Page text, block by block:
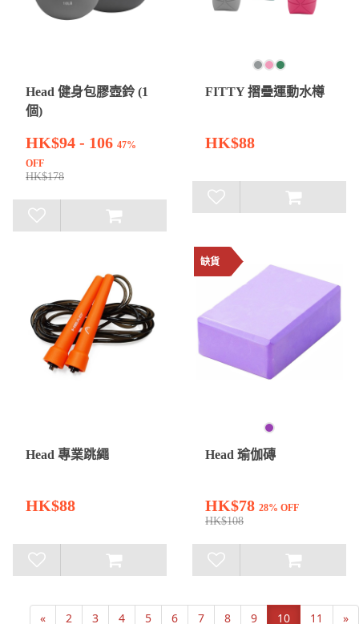
Head 健身包膠壺鈴 (1
個)
HK$94 - 106 47%
OFF
HK$178
FITTY 摺疊運動水樽
HK$88
Head 專業跳繩
HK$88
缺貨
Head 瑜伽磚
HK$78 28% OFF
HK$108
« 2 3 4 5 6 7 8 9 10 11 »